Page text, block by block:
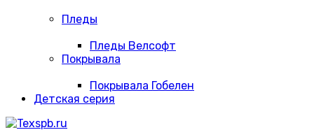
Пледы
Пледы Велсофт
Покрывала
Покрывала Гобелен
Детская серия